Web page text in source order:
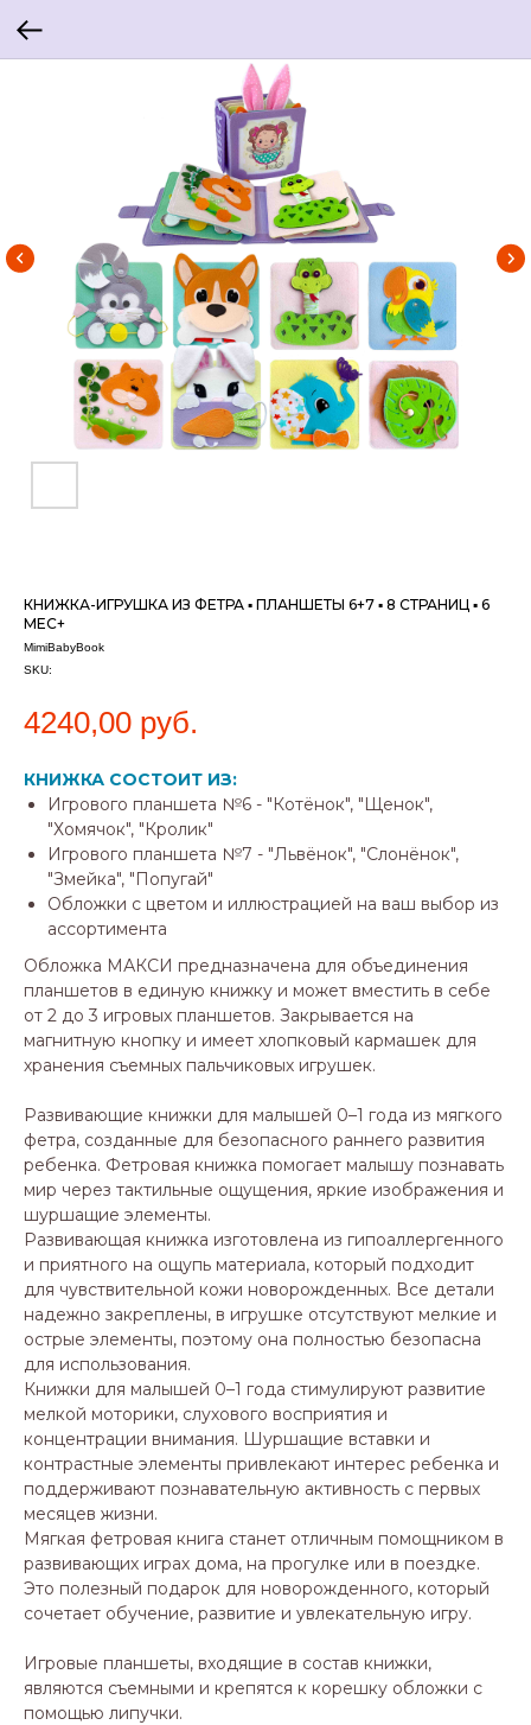
КНИЖКА-ИГРУШКА ИЗ ФЕТРА ▪ ПЛАНШЕТЫ 6+7 ▪ 8 СТРАНИЦ ▪ 6
МЕС+
MimiBabyBook
SKU:
4240,00 руб.
КНИЖКА СОСТОИТ ИЗ:
Игрового планшета №6 - "Котёнок", "Щенок",
"Хомячок", "Кролик"
Игрового планшета №7 - "Львёнок", "Слонёнок",
"Змейка", "Попугай"
Обложки с цветом и иллюстрацией на ваш выбор из
ассортимента
Обложка МАКСИ предназначена для объединения
планшетов в единую книжку и может вместить в себе
от 2 до 3 игровых планшетов. Закрывается на
магнитную кнопку и имеет хлопковый кармашек для
хранения съемных пальчиковых игрушек.
Развивающие книжки для малышей 0–1 года из мягкого
фетра, созданные для безопасного раннего развития
ребенка. Фетровая книжка помогает малышу познавать
мир через тактильные ощущения, яркие изображения и
шуршащие элементы.
Развивающая книжка изготовлена из гипоаллергенного
и приятного на ощупь материала, который подходит
для чувствительной кожи новорожденных. Все детали
надежно закреплены, в игрушке отсутствуют мелкие и
острые элементы, поэтому она полностью безопасна
для использования.
Книжки для малышей 0–1 года стимулируют развитие
мелкой моторики, слухового восприятия и
концентрации внимания. Шуршащие вставки и
контрастные элементы привлекают интерес ребенка и
поддерживают познавательную активность с первых
месяцев жизни.
Мягкая фетровая книга станет отличным помощником в
развивающих играх дома, на прогулке или в поездке.
Это полезный подарок для новорожденного, который
сочетает обучение, развитие и увлекательную игру.
Игровые планшеты, входящие в состав книжки,
являются съемными и крепятся к корешку обложки с
помощью липучки.